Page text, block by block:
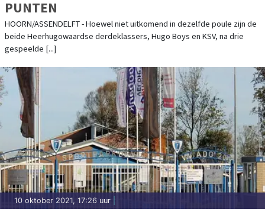
PUNTEN
HOORN/ASSENDELFT - Hoewel niet uitkomend in dezelfde poule zijn de
beide Heerhugowaardse derdeklassers, Hugo Boys en KSV, na drie
gespeelde [...]
10 oktober 2021, 17:26 uur